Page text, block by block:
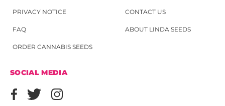
PRIVACY NOTICE
FAQ
ORDER CANNABIS SEEDS
CONTACT US
ABOUT LINDA SEEDS
SOCIAL MEDIA